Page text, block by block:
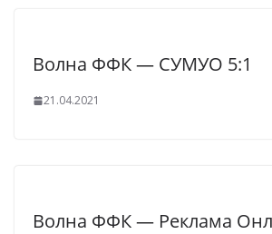
Волна ФФК — СУМУО 5:1
21.04.2021
Волна ФФК — Реклама